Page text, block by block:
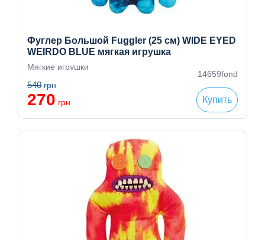
Фуглер Большой Fuggler (25 см) WIDE EYED
WEIRDO BLUE мягкая игрушка
Мягкие игрушки
14659fond
540грн
270 грн Купить